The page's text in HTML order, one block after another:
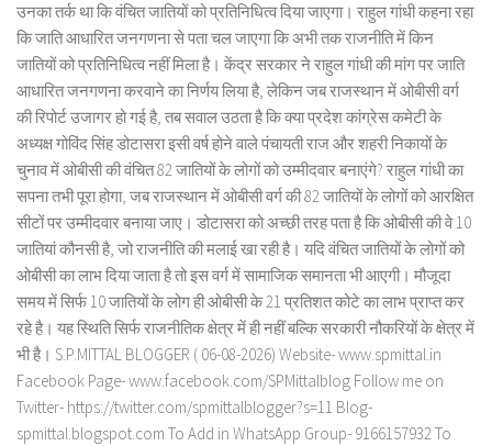
उनका तर्क था कि वंचित जातियों को प्रतिनिधित्व दिया जाएगा। राहुल गांधी कहना रहा
कि जाति आधारित जनगणना से पता चल जाएगा कि अभी तक राजनीति में किन
जातियों को प्रतिनिधित्व नहीं मिला है। केंद्र सरकार ने राहुल गांधी की मांग पर जाति
आधारित जनगणना करवाने का निर्णय लिया है, लेकिन जब राजस्थान में ओबीसी वर्ग
की रिपोर्ट उजागर हो गई है, तब सवाल उठता है कि क्या प्रदेश कांग्रेस कमेटी के
अध्यक्ष गोविंद सिंह डोटासरा इसी वर्ष होने वाले पंचायती राज और शहरी निकायों के
चुनाव में ओबीसी की वंचित 82 जातियों के लोगों को उम्मीदवार बनाएंगे? राहुल गांधी का
सपना तभी पूरा होगा, जब राजस्थान में ओबीसी वर्ग की 82 जातियों के लोगों को आरक्षित
सीटों पर उम्मीदवार बनाया जाए। डोटासरा को अच्छी तरह पता है कि ओबीसी की वे 10
जातियां कौनसी है, जो राजनीति की मलाई खा रही है। यदि वंचित जातियों के लोगों को
ओबीसी का लाभ दिया जाता है तो इस वर्ग में सामाजिक समानता भी आएगी। मौजूदा
समय में सिर्फ 10 जातियों के लोग ही ओबीसी के 21 प्रतिशत कोटे का लाभ प्राप्त कर
रहे है। यह स्थिति सिर्फ राजनीतिक क्षेत्र में ही नहीं बल्कि सरकारी नौकरियों के क्षेत्र में
भी है। S.P.MITTAL BLOGGER ( 06-08-2026) Website- www.spmittal.in
Facebook Page- www.facebook.com/SPMittalblog Follow me on
Twitter- https://twitter.com/spmittalblogger?s=11 Blog-
spmittal.blogspot.com To Add in WhatsApp Group- 9166157932 To